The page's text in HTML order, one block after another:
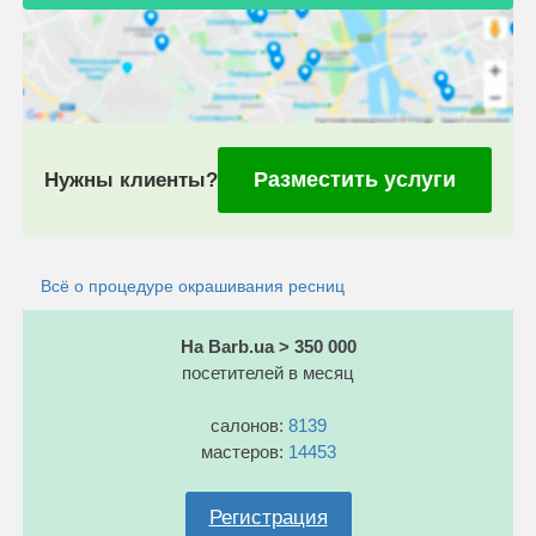
Нужны клиенты? Разместить услуги
Всё о процедуре окрашивания ресниц
На Barb.ua > 350 000
посетителей в месяц
салонов: 8139
мастеров: 14453
Регистрация